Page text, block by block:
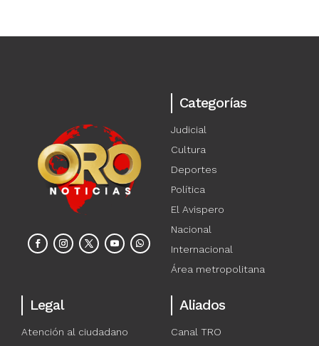
Categorías
Judicial
Cultura
Deportes
Política
El Avispero
Nacional
Internacional
Área metropolitana
Legal
Atención al ciudadano
Aliados
Canal TRO